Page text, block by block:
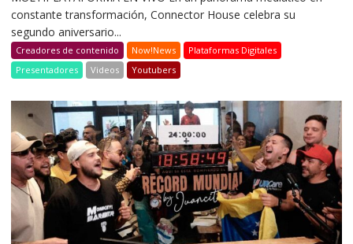
constante transformación, Connector House celebra su
segundo aniversario...
Creadores de contenido Now!News
Plataformas Digitales
Presentadores
Videos Youtubers